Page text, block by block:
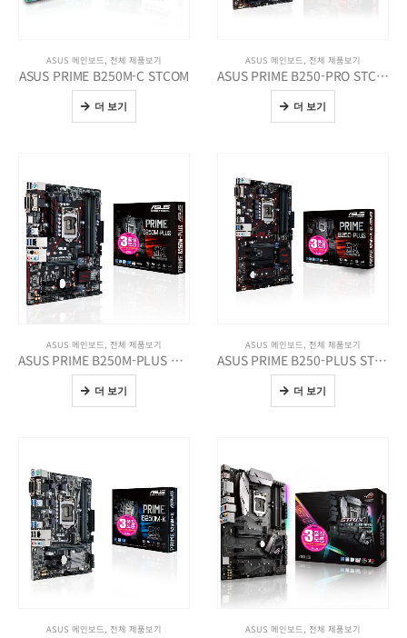
ASUS 메인보드, 전체 제품보기
ASUS PRIME B250M-C STCOM
더 보기
ASUS 메인보드, 전체 제품보기
ASUS PRIME B250-PRO STCOM
더 보기
ASUS 메인보드, 전체 제품보기
ASUS PRIME B250M-PLUS STCOM
더 보기
ASUS 메인보드, 전체 제품보기
ASUS PRIME B250-PLUS STCOM
더 보기
ASUS 메인보드, 전체 제품보기 ASUS 메인보드, 전체 제품보기